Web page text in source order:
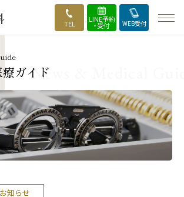
LINE予約
・受付 WEB受付
TEL
ガイド
お知らせ